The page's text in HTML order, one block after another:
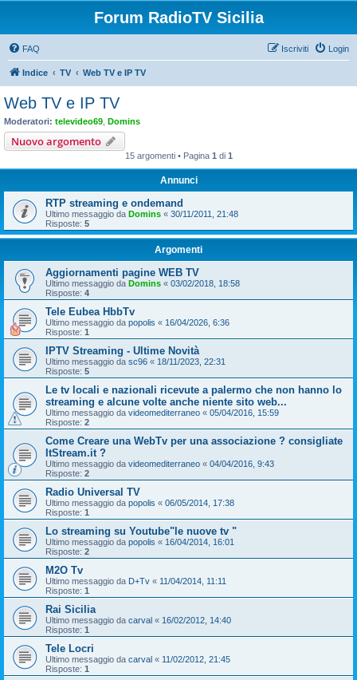
Forum RadioTV Sicilia
FAQ Login
Iscriviti
Indice TV Web TV e IP TV
Web TV e IP TV
Moderatori: televideo69 Domins
Nuovo argomento
15 argomenti • Pagina 1 di 1
Annunci
RTP streaming e ondemand
Ultimo messaggio da Domins « 30/11/2011, 21:48
Risposte: 5
Argomenti
Aggiornamenti pagine WEB TV
Ultimo messaggio da Domins « 03/02/2018, 18:58
Risposte: 4
Tele Eubea HbbTv
Ultimo messaggio da popolis « 16/04/2026, 6:36
Risposte: 1
IPTV Streaming - Ultime Novità
Ultimo messaggio da sc96 « 18/11/2023, 22:31
Risposte: 5
Le tv locali e nazionali ricevute a palermo che non hanno lo
streaming e alcune volte anche niente sito web...
Ultimo messaggio da videomediterraneo « 05/04/2016, 15:59
Risposte: 2
Come Creare una WebTv per una associazione ? consigliate
ItStream.it ?
Ultimo messaggio da videomediterraneo « 04/04/2016, 9:43
Risposte: 2
Radio Universal TV
Ultimo messaggio da popolis « 06/05/2014, 17:38
Risposte: 1
Lo streaming su Youtube"le nuove tv "
Ultimo messaggio da popolis « 16/04/2014, 16:01
Risposte: 2
M2O Tv
Ultimo messaggio da D+Tv « 11/04/2014, 11:11
Risposte: 1
Rai Sicilia
Ultimo messaggio da carval « 16/02/2012, 14:40
Risposte: 1
Tele Locri
Ultimo messaggio da carval « 11/02/2012, 21:45
Risposte: 1